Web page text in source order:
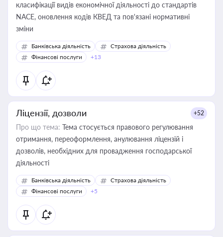
класифікації видів економічної діяльності до стандартів
NACE, оновлення кодів КВЕД та пов'язані нормативні
зміни
Банківська діяльність
Страхова діяльність
Фінансові послуги
+13
Ліцензії, дозволи +52
Про що тема: Тема стосується правового регулювання
отримання, переоформлення, анулювання ліцензій і
дозволів, необхідних для провадження господарської
діяльності
Банківська діяльність
Страхова діяльність
Фінансові послуги
+5